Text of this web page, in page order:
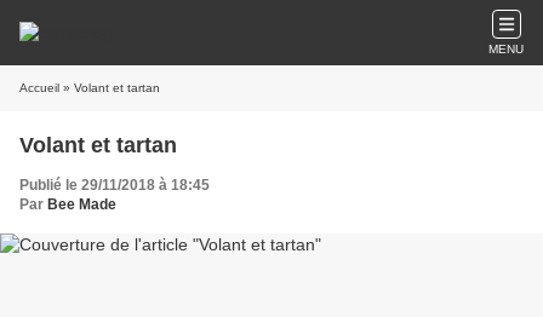
MENU
Accueil » Volant et tartan
Volant et tartan
Publié le 29/11/2018 à 18:45
Par Bee Made